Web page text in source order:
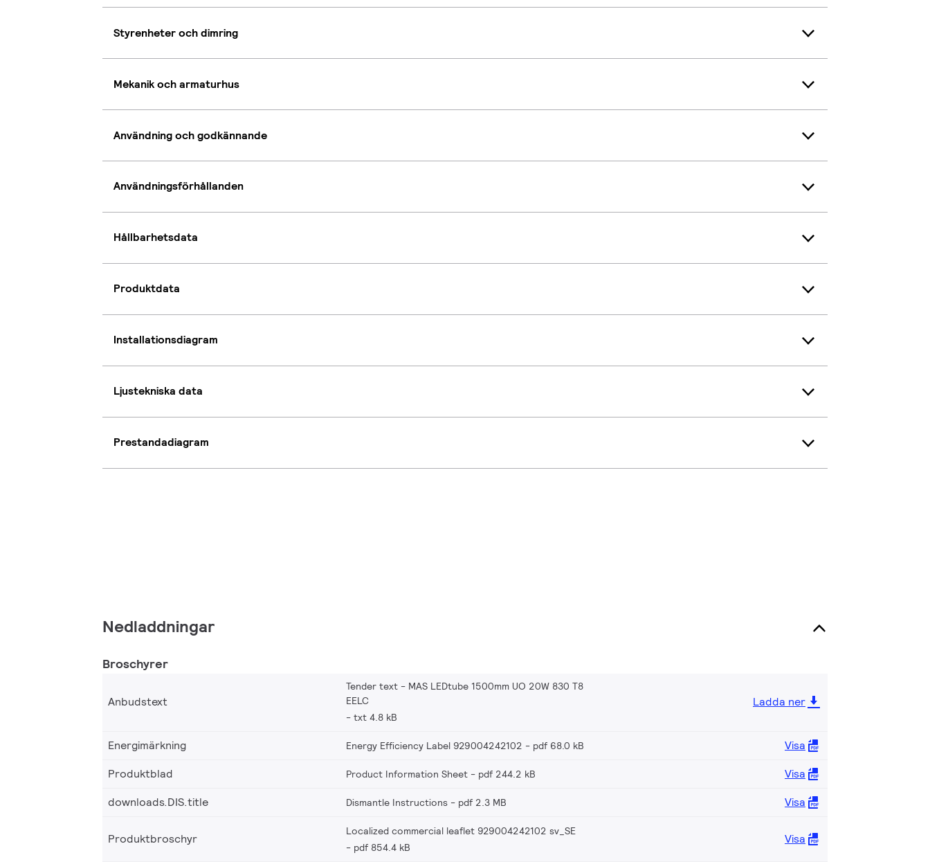
Styrenheter och dimring
Mekanik och armaturhus
Användning och godkännande
Användningsförhållanden
Hållbarhetsdata
Produktdata
Installationsdiagram
Ljustekniska data
Prestandadiagram
Nedladdningar
Broschyrer
Anbudstext
Tender text - MAS LEDtube 1500mm UO 20W 830 T8
EELC
txt 4.8 kB
Ladda ner
Energimärkning Energy Efficiency Label 929004242102 pdf 68.0 kB
Visa
Produktblad
Product Information Sheet pdf 244.2 kB
Visa
downloads.DIS.title
Dismantle Instructions pdf 2.3 MB Visa
Produktbroschyr
Localized commercial leaflet 929004242102 sv_SE
pdf 854.4 kB
Visa